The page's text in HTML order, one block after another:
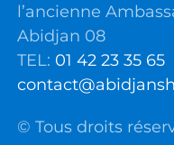
l’ancienne
Abidjan 08
TEL: 01 42 23 35 65
© Tous droits